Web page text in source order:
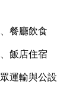
餐廳飲食
飯店住宿
運輸與公設